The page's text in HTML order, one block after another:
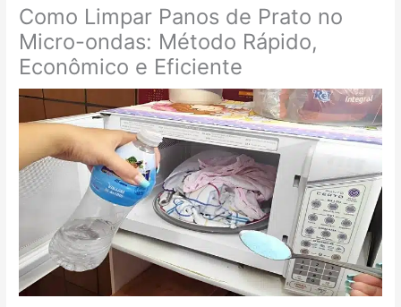
Como Limpar Panos de Prato no
Micro-ondas: Método Rápido,
Econômico e Eficiente